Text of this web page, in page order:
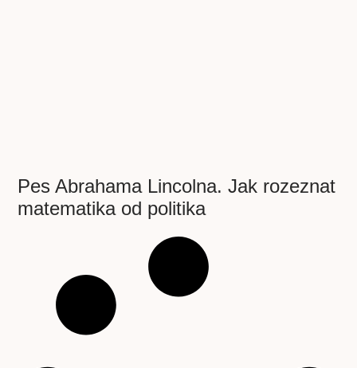
Pes Abrahama Lincolna. Jak rozeznat
matematika od politika